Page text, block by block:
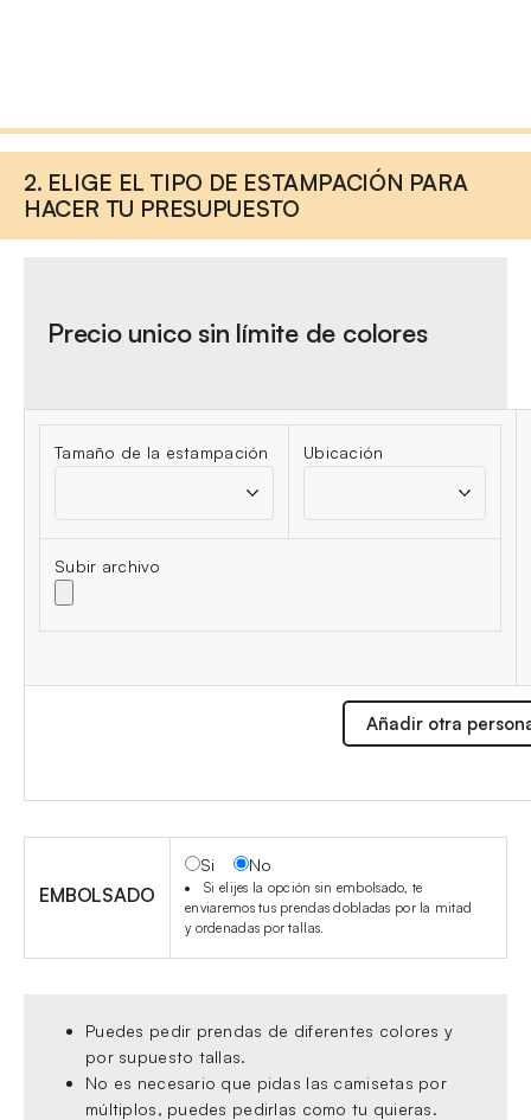
2. ELIGE EL TIPO DE ESTAMPACIÓN PARA
HACER TU PRESUPUESTO
Precio unico sin límite de colores
Tamaño de la estampación Ubicación
Subir archivo
Añadir otra
EMBOLSADO
Si No
Si elijes la opción sin embolsado, te
enviaremos tus prendas dobladas por la mitad
y ordenadas por tallas.
Puedes pedir prendas de diferentes colores y
por supuesto tallas.
No es necesario que pidas las camisetas por
múltiplos, puedes pedirlas como tu quieras.